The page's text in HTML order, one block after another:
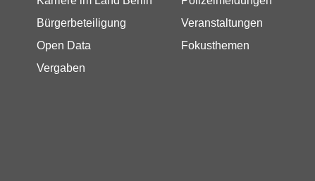
Bürgerbeteiligung
Open Data
Vergaben
Veranstaltungen
Fokusthemen